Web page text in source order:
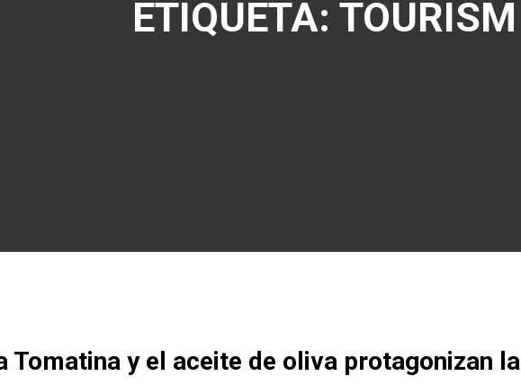
ETIQUETA: TOURISM
Tomatina y el aceite de oliva protagonizan la